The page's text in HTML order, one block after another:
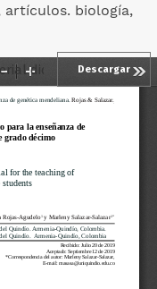
artículos. biología,
didáctico para la
Descargar